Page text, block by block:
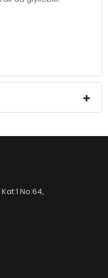
No:64,